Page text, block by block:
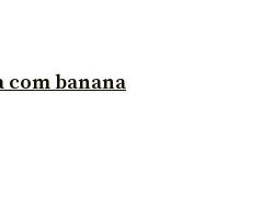
com banana